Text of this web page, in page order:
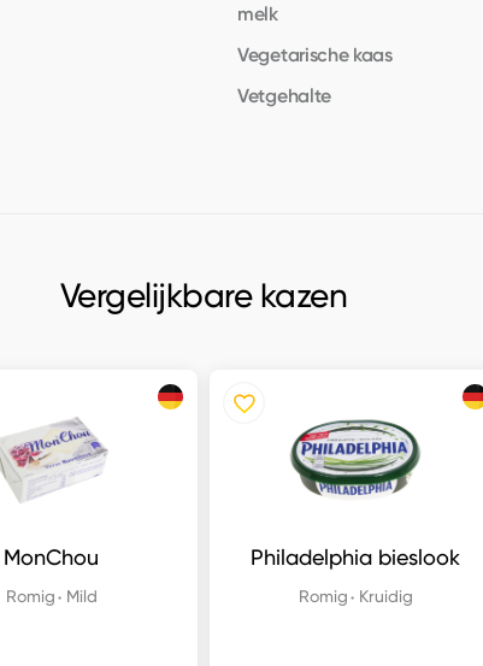
melk
Vegetarische kaas
Vetgehalte
Vergelijkbare kazen
MonChou
Romig Mild
Philadelphia bieslook
Romig Kruidig